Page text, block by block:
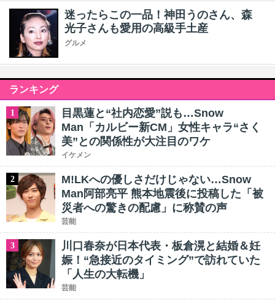
迷ったらこの一品！神田うのさん、森
光子さんも愛用の高級手土産
グルメ
ランキング
1
目黒蓮と“社内恋愛”説も…Snow
Man「カルビー新CM」女性キャラ“さく
美”との関係性が大注目のワケ
イケメン
2
M!LKへの優しさだけじゃない…Snow
Man阿部亮平 熊本地震後に投稿した「被
災者への驚きの配慮」に称賛の声
芸能
3
川口春奈が日本代表・板倉滉と結婚＆妊
娠！“急接近のタイミング”で訪れていた
「人生の大転機」
芸能